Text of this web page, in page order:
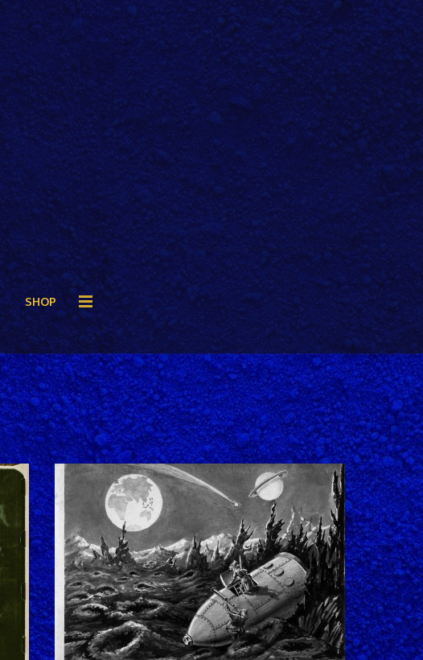
SHOP